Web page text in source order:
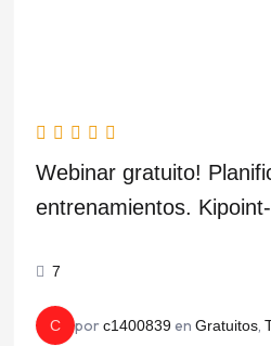
Webinar gratuito!
entrenamientos.
7
C porc1400839en Gratuitos,